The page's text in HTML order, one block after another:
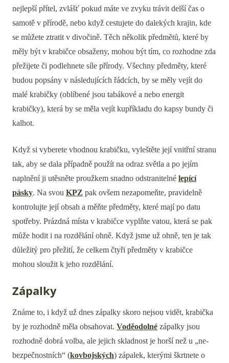
nejlepší přítel, zvlášť pokud máte ve zvyku trávit delší čas o
samotě v přírodě, nebo když cestujete do dalekých krajin, kde
se můžete ztratit v divočině. Těch několik předmětů, které by
měly být v krabičce obsaženy, mohou být tím, co rozhodne zda
přežijete či podlehnete síle přírody. Všechny předměty, které
budou popsány v následujících řádcích, by se měly vejít do
malé krabičky (oblíbené jsou tabákové a nebo energit
krabičky), která by se měla vejít kupříkladu do kapsy bundy či
kalhot.
Když si vyberete vhodnou krabičku, vyleštěte její vnitřní stranu
tak, aby se dala případně použít na odraz světla a po jejím
naplnění ji utěsněte proužkem snadno odstranitelné lepící
pásky. Na svou KPZ pak ovšem nezapomeňte, pravidelně
kontrolujte její obsah a měňte předměty, které mají po datu
spotřeby. Prázdná místa v krabičce vyplňte vatou, která se pak
může hodit i na rozdělání ohně. Když jsme už ohně, ten je tak
důležitý pro přežití, že celkem čtyři předměty v krabičce
mohou sloužit k jeho rozdělání.
Zápalky
Známe to, i když už dnes zápalky skoro nejsou vidět, krabička
by je rozhodně měla obsahovat. Voděodolné zápalky jsou
rozhodně dobrá volba, ale jejich skladnost je horší než u „ne-
bezpečnostních“ (kovbojských) zápalek, kterými škrtnete o